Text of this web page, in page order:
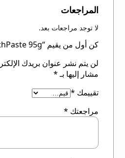
المراجعات
لا توجد مراجعات بعد.
كن أول من يقيم “UARONE ToothPaste 95g”
لن يتم نشر عنوان بريدك
مشار إليها بـ*
تقييمك *
مراجعتك *